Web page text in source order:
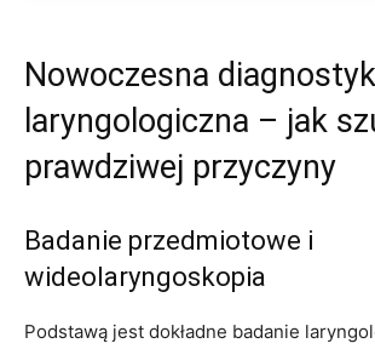
Nowoczesna
laryngologiczna – jak
prawdziwej przyczyny
Badanie przedmiotowe i
wideolaryngoskopia
Podstawą jest dokładne badanie